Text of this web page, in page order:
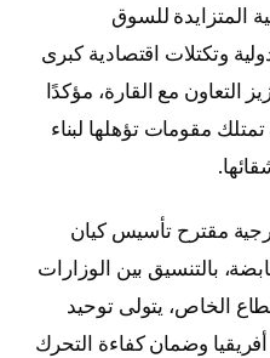
المتزايدة للسوق
وتكتلات اقتصادية كبرى
التعاون مع القارة، مؤكدًا
مقومات تؤهلها لبناء
مقترح تأسيس كيان
بالتنسيق بين الوزارات
الخاص، يتولى توحيد
وضمان كفاءة التحرك